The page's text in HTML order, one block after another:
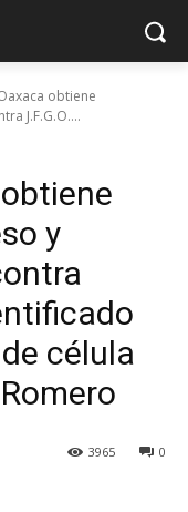
obtiene
J.F.G.O....
y
célula
0
3965